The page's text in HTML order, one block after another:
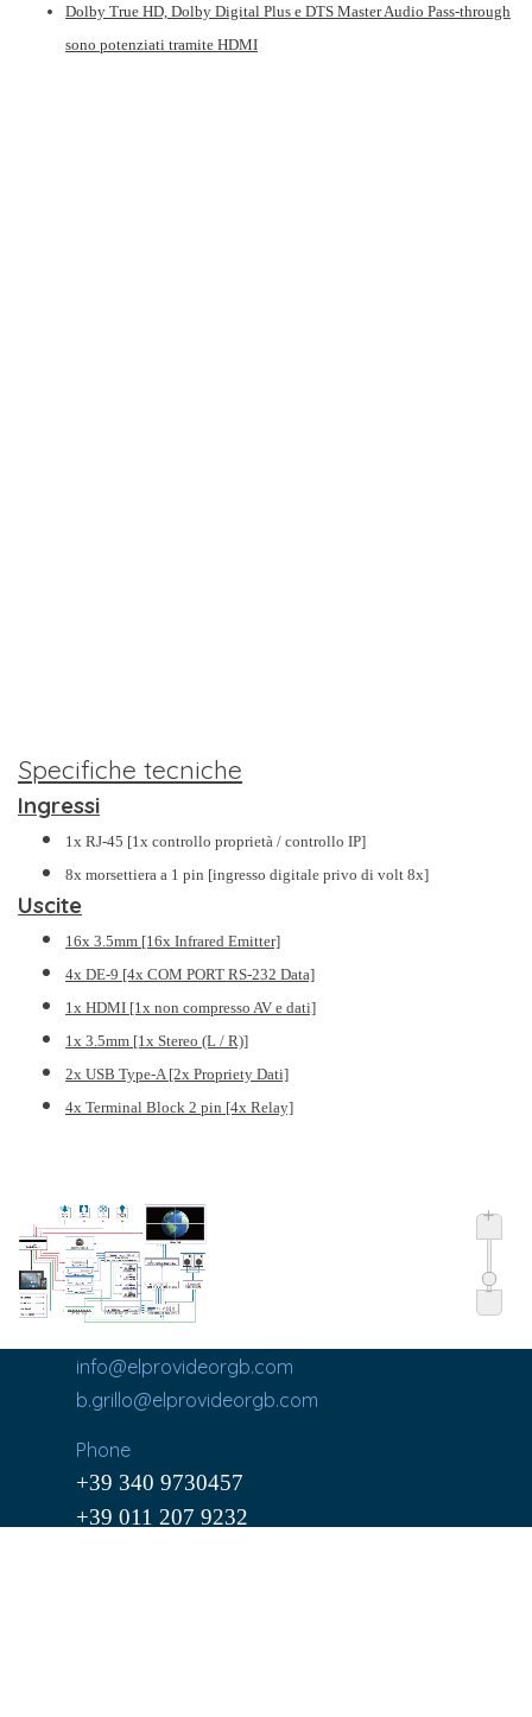
Dolby True HD, Dolby Digital Plus e DTS Master Audio Pass-through
sono potenziati tramite HDMI
Specifiche tecniche
Ingressi
1x RJ-45 [1x controllo proprietà / controllo IP]
8x morsettiera a 1 pin [ingresso digitale privo di volt 8x]
Uscite
16x 3.5mm [16x Infrared Emitter]
4x DE-9 [4x COM PORT RS-232 Data]
1x HDMI [1x non compresso AV e dati]
1x 3.5mm [1x Stereo (L / R)]
2x USB Type-A [2x Propriety Dati]
4x Terminal Block 2 pin [4x Relay]
+
-
info@elprovideorgb.com
b.grillo@elprovideorgb.com
Phone
+39 340 9730457
+39 011 207 9232